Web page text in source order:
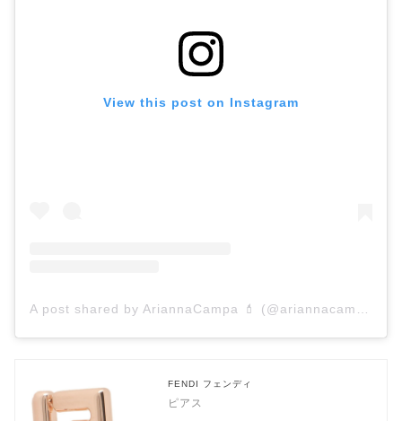
View this post on Instagram
FENDI フェンディ
ピアス